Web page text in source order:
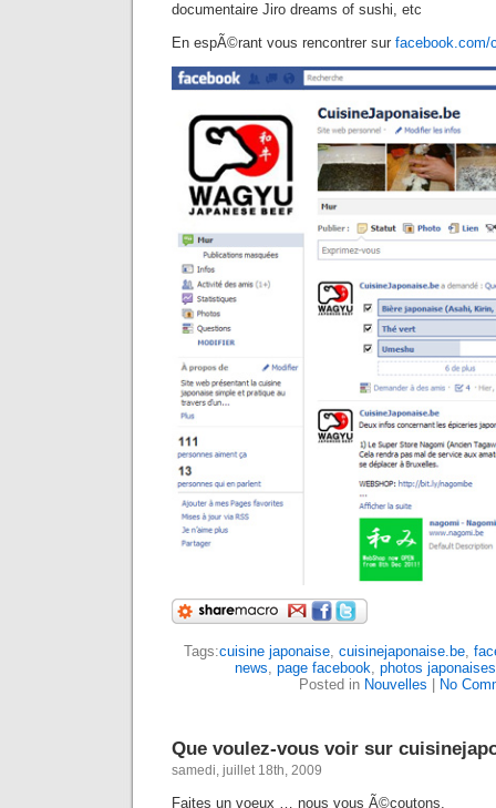
documentaire Jiro dreams of sushi, etc
En espÃ©rant vous rencontrer sur facebook.com/
Tags:cuisine japonaise cuisinejaponaise.be
news page facebook photos japonaises
Posted in Nouvelles | No
Que voulez-vous voir sur
samedi, juillet 18th, 2009
Faites un voeux … nous vous Ã©coutons.